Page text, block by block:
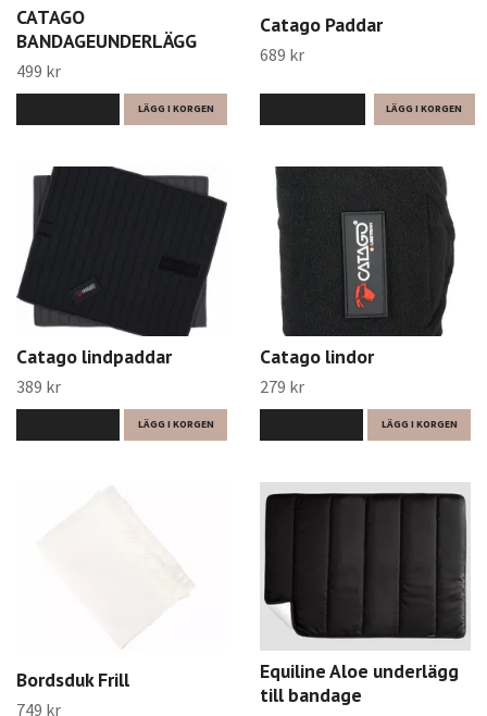
CATAGO
BANDAGEUNDERLÄGG
499 kr
LÄGG I KORGEN
Catago Paddar
689 kr
Catago lindpaddar
389 kr
LÄGG I KORGEN
Catago lindor
279 kr
LÄGG I KORGEN
Bordsduk Frill
749 kr
Equiline Aloe underlägg
till bandage